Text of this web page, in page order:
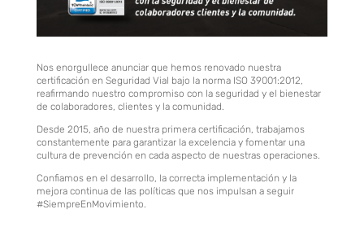
Nos enorgullece anunciar que hemos renovado nuestra
certificación en Seguridad Vial bajo la norma ISO 39001:2012,
reafirmando nuestro compromiso con la seguridad y el bienestar
de colaboradores, clientes y la comunidad.
Desde 2015, año de nuestra primera certificación, trabajamos
constantemente para garantizar la excelencia y fomentar una
cultura de prevención en cada aspecto de nuestras operaciones.
Confiamos en el desarrollo, la correcta implementación y la
mejora continua de las políticas que nos impulsan a seguir
#SiempreEnMovimiento.